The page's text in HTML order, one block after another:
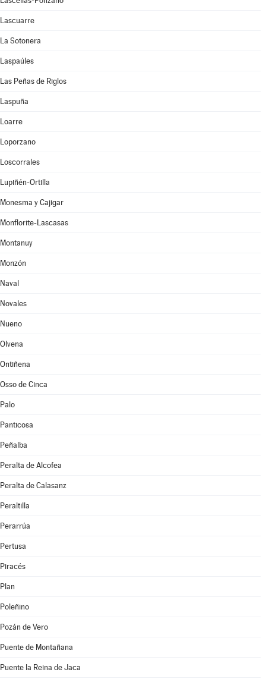
Lascuarre
La Sotonera
Laspaúles
Las Peñas de Riglos
Laspuña
Loarre
Loporzano
Loscorrales
Lupiñén-Ortilla
Monesma y Cajigar
Monflorite-Lascasas
Montanuy
Monzón
Naval
Novales
Nueno
Olvena
Ontiñena
Osso de Cinca
Palo
Panticosa
Peñalba
Peralta de Alcofea
Peralta de Calasanz
Peraltilla
Perarrúa
Pertusa
Piracés
Plan
Poleñino
Pozán de Vero
Puente de Montañana
Puente la Reina de Jaca